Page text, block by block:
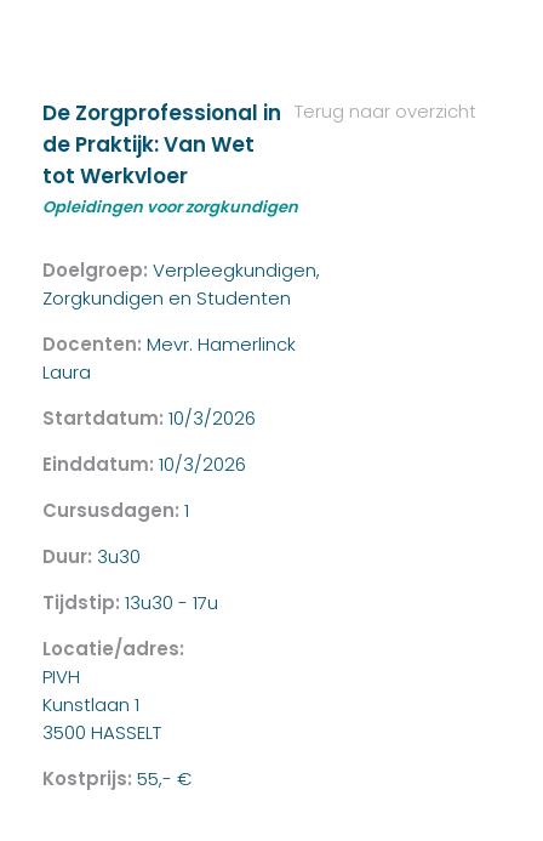
Terug naar overzicht
De Zorgprofessional in
de Praktijk: Van Wet
tot Werkvloer
Opleidingen voor zorgkundigen
Doelgroep: Verpleegkundigen,
Zorgkundigen en Studenten
Docenten: Mevr. Hamerlinck
Laura
Startdatum: 10/3/2026
Einddatum: 10/3/2026
Cursusdagen: 1
Duur: 3u30
Tijdstip: 13u30 - 17u
Locatie/adres:
PIVH
Kunstlaan 1
3500 HASSELT
Kostprijs: 55,- €